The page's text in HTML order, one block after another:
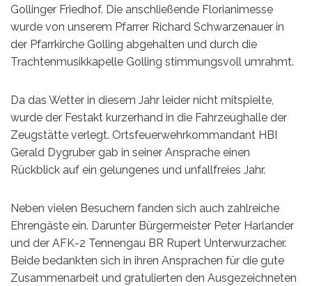
Gollinger Friedhof. Die anschließende Florianimesse
wurde von unserem Pfarrer Richard Schwarzenauer in
der Pfarrkirche Golling abgehalten und durch die
Trachtenmusikkapelle Golling stimmungsvoll umrahmt.
Da das Wetter in diesem Jahr leider nicht mitspielte,
wurde der Festakt kurzerhand in die Fahrzeughalle der
Zeugstätte verlegt. Ortsfeuerwehrkommandant HBI
Gerald Dygruber gab in seiner Ansprache einen
Rückblick auf ein gelungenes und unfallfreies Jahr.
Neben vielen Besuchern fanden sich auch zahlreiche
Ehrengäste ein. Darunter Bürgermeister Peter Harlander
und der AFK-2 Tennengau BR Rupert Unterwurzacher.
Beide bedankten sich in ihren Ansprachen für die gute
Zusammenarbeit und gratulierten den Ausgezeichneten